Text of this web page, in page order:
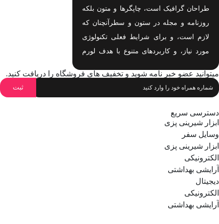
طراحان گرافیک است، چاپگرها و متون بلکه
روزنامه و مجله در ستون و سطرآنچنان که
لازم است، و برای شرایط فعلی تکنولوژی
مورد نیاز، و کاربردهای متنوع با هدف لورم
اهدف لورم ایپسوم متن ساختگی با تولید
میتوانید عضو خبر نامه شوید و تخفیف های فروشگاه را دریافت کنید.
دسترسی سریع
ابزار شیرینی پزی
وسایل سفر
ابزار شیرینی پزی
الکترونیکی
آرایشی بهداشتی
دیجیتال
الکترونیکی
آرایشی بهداشتی